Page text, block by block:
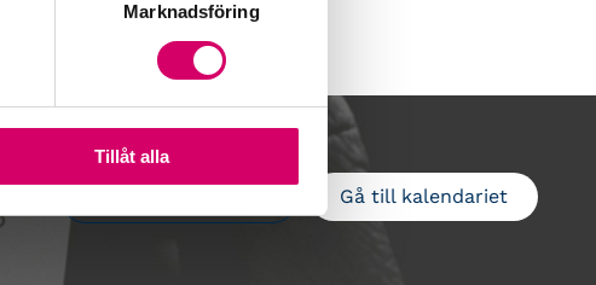
Marknadsföring
Tillåt alla
Gå till kalendariet